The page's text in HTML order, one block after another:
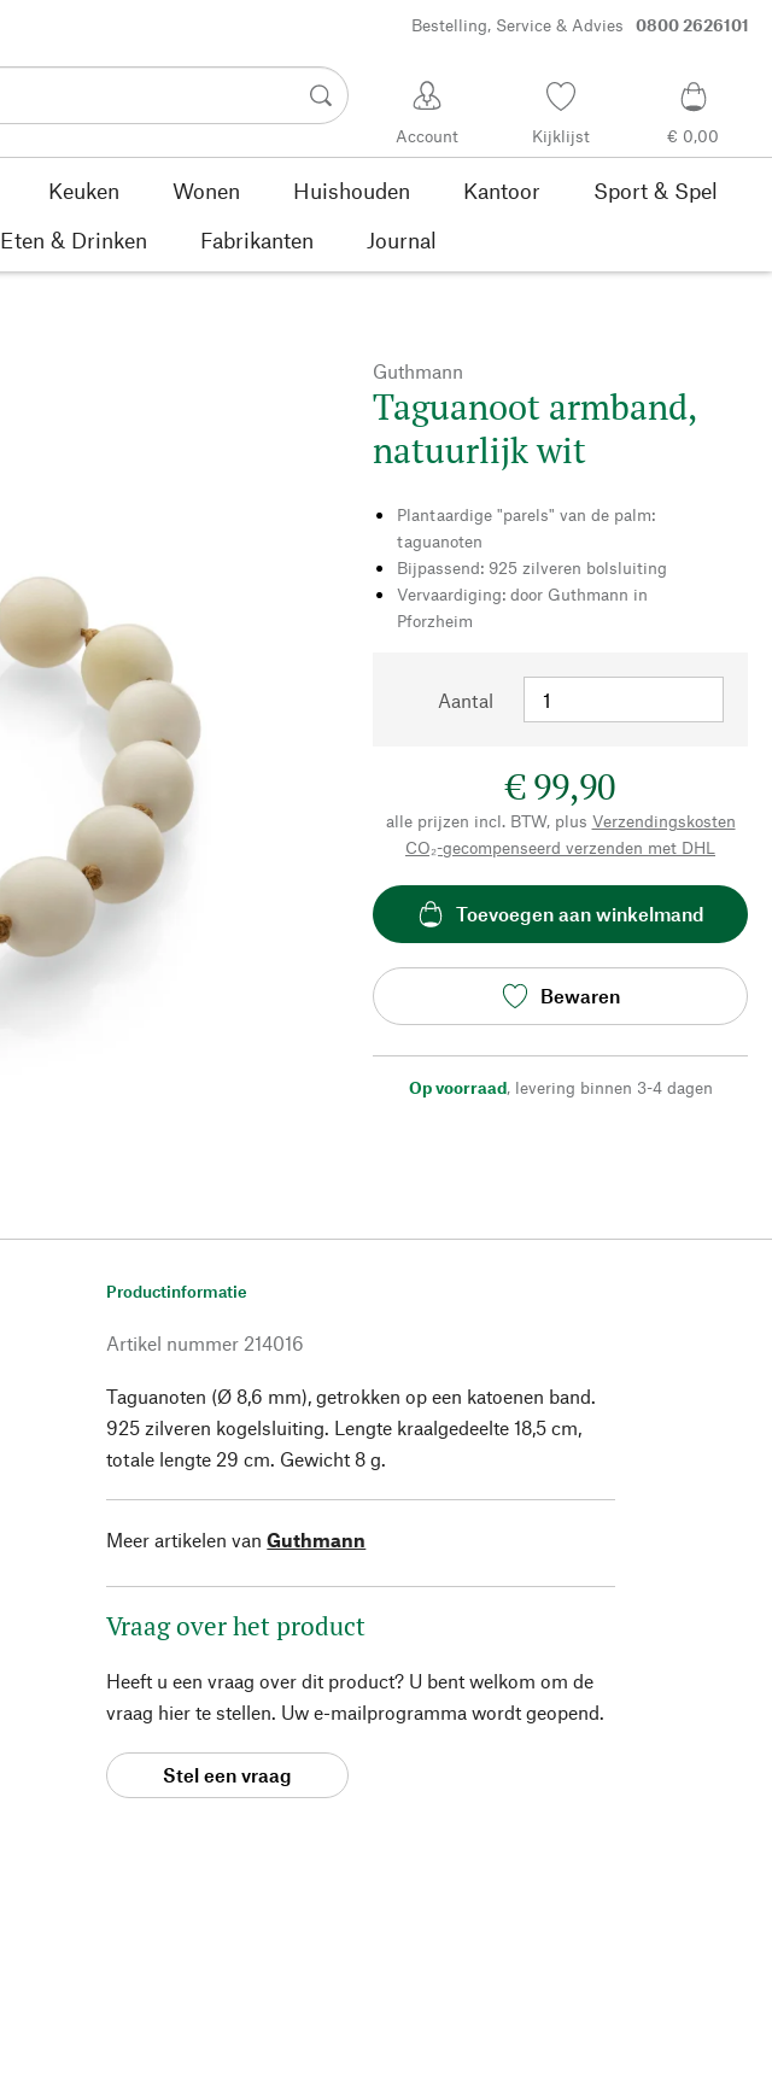
Bestelling, Service & Advies 0800 2626101
Account Kijklijst € 0,00
Keuken Wonen Huishouden Kantoor
Sport & Spel
Eten & Drinken Fabrikanten Journal
Guthmann
Taguanoot armband,
natuurlijk wit
Plantaardige "parels" van de palm:
taguanoten
Bijpassend: 925 zilveren bolsluiting
Vervaardiging: door Guthmann in
Pforzheim
Aantal
€ 99,90
alle prijzen incl. BTW, plus Verzendingskosten
CO₂-gecompenseerd verzenden met DHL
Toevoegen aan winkelmand
Bewaren
Op voorraad, levering binnen 3-4 dagen
Productinformatie
Artikel nummer 214016
Taguanoten (Ø 8,6 mm), getrokken op een katoenen band.
925 zilveren kogelsluiting. Lengte kraalgedeelte 18,5 cm,
totale lengte 29 cm. Gewicht 8 g.
Meer artikelen van Guthmann
Vraag over het product
Heeft u een vraag over dit product? U bent welkom om de
vraag hier te stellen. Uw e-mailprogramma wordt geopend.
Stel een vraag